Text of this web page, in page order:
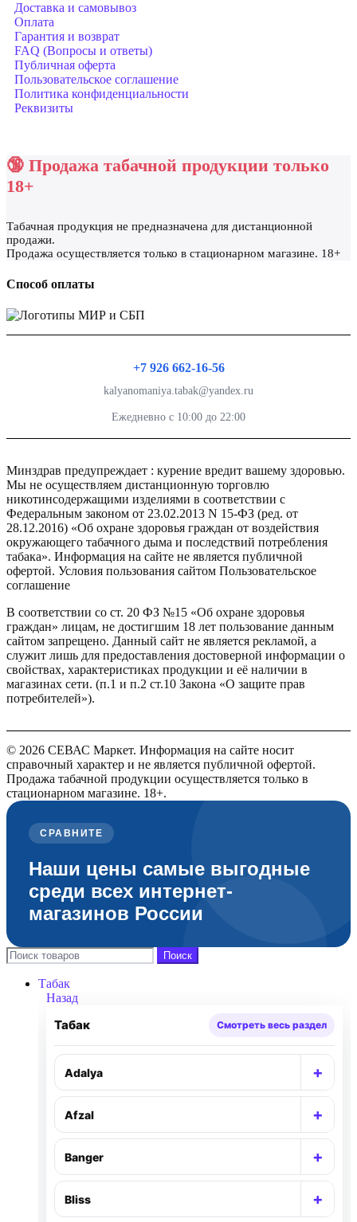
привычных способов приготовления кальяна.
Как выбрать уголь для кальяна
Уголь для кальяна выбирают по размеру,
работы. Кокосовый уголь часто используют для
температуру чаши.
для стабильной сессии смотрят плотность и
высоту угля;
для чаши подбирают уголь с ровным и
для частого использования удобны упаковки
Что ещё посмотреть
табак для кальяна Смесь для кальяна
Вкусы табака Миксы для кальяна
Аксессуары для кальяна Кальяны
Популярные форматы угля для
кальяна
В Севас Маркет можно посмотреть уголь для
кальяна в разных форматах: кубики,
прогрева и позиции для регулярного
использования. Наличие конкретных упаковок и
размеров лучше проверять в карточках
товаров.
Важно о товарах 18+
Информация на сайте носит справочный
Табачная продукция и сопутствующие товары
реализуются только в розничном магазине
при подтверждении возраста 18+.
Доставка и самовывоз
Оплата
Гарантия и возврат
FAQ (Вопросы и ответы)
Публичная оферта
Пользовательское соглашение
Политика конфиденциальности
Реквизиты
🔞 Продажа табачной продукции только
18+
Табачная продукция не предназначена для дистанционной
продажи.
Продажа осуществляется только в стационарном магазине. 18+
Способ оплаты
+7 926 662-16-56
kalyanomaniya.tabak@yandex.ru
Ежедневно с 10:00 до 22:00
Минздрав предупреждает : курение вредит вашему здоровью.
Мы не осуществляем дистанционную торговлю
никотинсодержащими изделиями в соответствии с
Федеральным законом от 23.02.2013 N 15-ФЗ (ред. от
28.12.2016) «Об охране здоровья граждан от воздействия
окружающего табачного дыма и последствий потребления
табака». Информация на сайте не является публичной
офертой. Условия пользования сайтом Пользовательское
соглашение
В соответствии со ст. 20 ФЗ №15 «Об охране здоровья
граждан» лицам, не достигшим 18 лет пользование данным
сайтом запрещено. Данный сайт не является рекламой, а
служит лишь для предоставления достоверной информации о
свойствах, характеристиках продукции и её наличии в
магазинах сети. (п.1 и п.2 ст.10 Закона «О защите прав
потребителей»).
© 2026 СЕВАС Маркет. Информация на сайте носит
справочный характер и не является публичной офертой.
Продажа табачной продукции осуществляется только в
стационарном магазине. 18+.
СРАВНИТЕ
Наши цены самые выгодные
среди всех интернет-
магазинов России
Поиск
Табак
Назад
Табак Смотреть весь раздел
Adalya +
Afzal +
Banger +
Bliss +